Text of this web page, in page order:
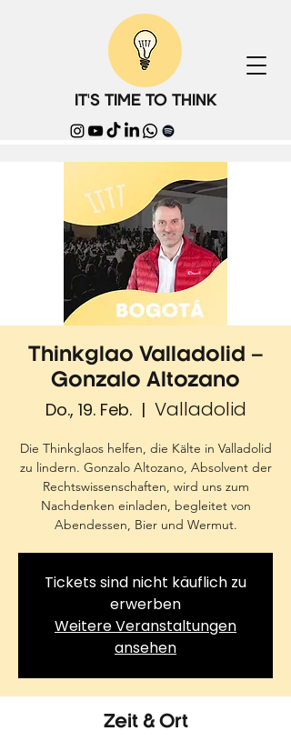
IT'S TIME TO THINK
Thinkglao Valladolid –
Gonzalo Altozano
Do., 19. Feb.
  |
Valladolid
Die Thinkglaos helfen, die Kälte in Valladolid
zu lindern. Gonzalo Altozano, Absolvent der
Rechtswissenschaften, wird uns zum
Nachdenken einladen, begleitet von
Abendessen, Bier und Wermut.
Tickets sind nicht käuflich zu
erwerben
Weitere Veranstaltungen
ansehen
Zeit & Ort